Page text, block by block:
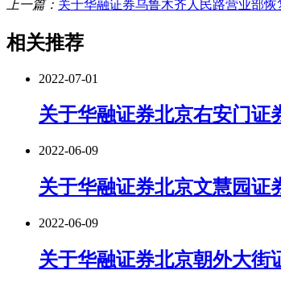
上一篇： 关于华融证券乌鲁木齐人民路营业部
相关推荐
2022-07-01
关于华融证券北京右安门证
2022-06-09
关于华融证券北京文慧园证
2022-06-09
关于华融证券北京朝外大街